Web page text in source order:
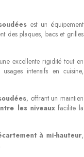
est un équipement
des plaques, bacs et grilles
excellente rigidité tout en
intensifs en cuisine,
, offrant un maintien
les niveaux facilite la
à mi-hauteur,